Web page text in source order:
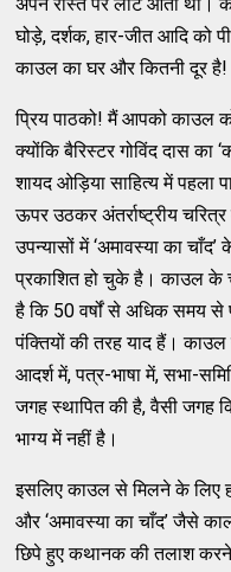
घोड़े, दर्शक, हार-जीत आदि को
काउल का घर और कितनी दूर है!
प्रिय पाठको! मैं आपको काउल
क्योंकि बैरिस्टर गोविंद दास का
शायद ओड़िया साहित्य में पहला
ऊपर उठकर अंतर्राष्ट्रीय
उपन्यासों में ‘अमावस्या का
प्रकाशित हो चुके है। काउल के
है कि 50 वर्षों से अधिक समय से
पंक्तियों की तरह याद हैं।
आदर्श में, पत्र-भाषा में, सभा-
जगह स्थापित की है, वैसी जगह
भाग्य में नहीं है।
इसलिए काउल से मिलने के लिए
और ‘अमावस्या का चाँद’ जैसे
छिपे हुए कथानक की तलाश करने